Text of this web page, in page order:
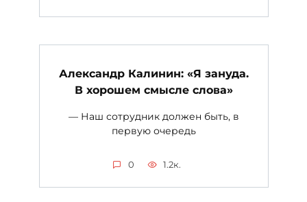
Александр Калинин: «Я зануда.
В хорошем смысле слова»
— Наш сотрудник должен быть, в
первую очередь
0 1.2к.